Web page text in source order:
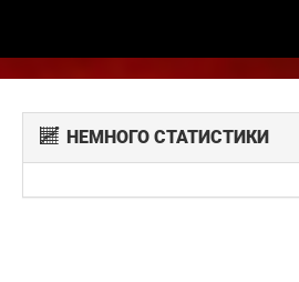
НЕМНОГО СТАТИСТИКИ